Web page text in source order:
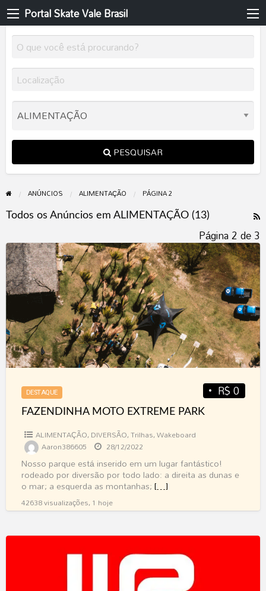
Portal Skate Vale Brasil
PESQUISAR
ANÚNCIOS ALIMENTAÇÃO PÁGINA 2
Todos os Anúncios em ALIMENTAÇÃO (13)
Página 2 de 3
FAZENDINHA
MOTO
EXTREME
PARK
DESTAQUE R$ 0
FAZENDINHA MOTO EXTREME PARK
ALIMENTAÇÃO, DIVERSÃO,Trilhas,Wakeboard
Aaron386605
28/12/2022
Nosso parque está inserido em um lugar fantástico!
rodeado por diversão por todo lado: a direita as dunas e
o mar; a esquerda as montanhas;[…]
42638 visualizações, 1 hoje
WAVE